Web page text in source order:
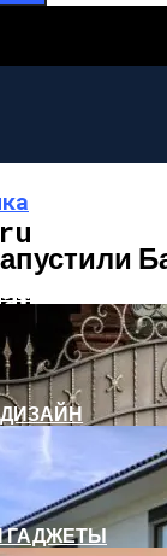
И РЕМОНТ
ДИЗАЙН
ГАДЖЕТЫ